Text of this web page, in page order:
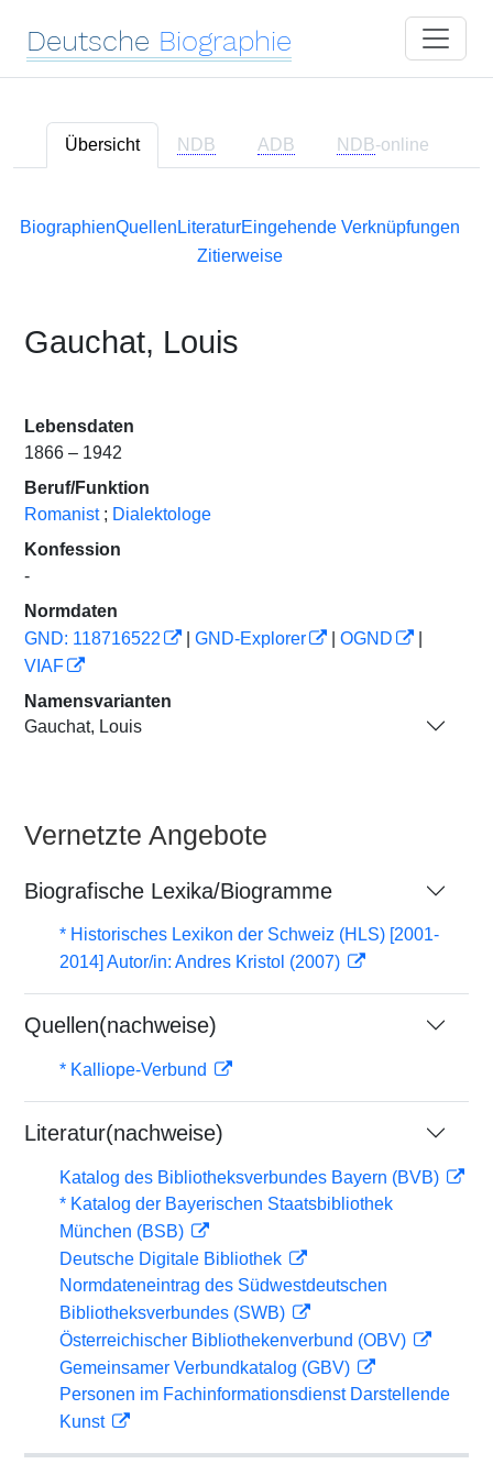
Deutsche Biographie
Übersicht NDB ADB NDB-online
BiographienQuellen LiteraturEingehende Verknüpfungen
Zitierweise
Gauchat, Louis
Lebensdaten
1866 – 1942
Beruf/Funktion
Romanist ; Dialektologe
Konfession
-
Normdaten
GND: 118716522
GND-Explorer OGND
VIAF
Namensvarianten
Gauchat, Louis
Vernetzte Angebote
Biografische Lexika/Biogramme
* Historisches Lexikon der Schweiz (HLS) [2001-
2014] Autor/in: Andres Kristol (2007)
Quellen(nachweise)
* Kalliope-Verbund
Literatur(nachweise)
Katalog des Bibliotheksverbundes Bayern (BVB)
* Katalog der Bayerischen Staatsbibliothek
München (BSB)
Deutsche Digitale Bibliothek
Normdateneintrag des Südwestdeutschen
Bibliotheksverbundes (SWB)
Österreichischer Bibliothekenverbund (OBV)
Gemeinsamer Verbundkatalog (GBV)
Personen im Fachinformationsdienst Darstellende
Kunst